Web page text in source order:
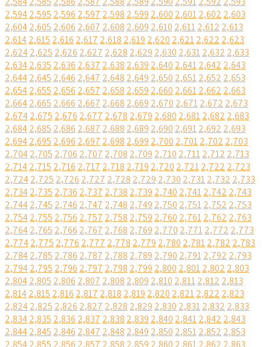
2,5942,595 2,596 2,597 2,598 2,599 2,600 2,6012,602 2,603
2,6042,605 2,606 2,607 2,608 2,609 2,610 2,6112,612 2,613
2,6142,615 2,616 2,617 2,618 2,619 2,620 2,6212,622 2,623
2,6242,625 2,626 2,627 2,628 2,629 2,630 2,6312,632 2,633
2,6342,635 2,636 2,637 2,638 2,639 2,640 2,6412,642 2,643
2,6442,645 2,646 2,647 2,648 2,649 2,650 2,6512,652 2,653
2,6542,655 2,656 2,657 2,658 2,659 2,660 2,6612,662 2,663
2,6642,665 2,666 2,667 2,668 2,669 2,670 2,6712,672 2,673
2,6742,675 2,676 2,677 2,678 2,679 2,680 2,6812,682 2,683
2,6842,685 2,686 2,687 2,688 2,689 2,690 2,6912,692 2,693
2,6942,695 2,696 2,697 2,698 2,699 2,700 2,7012,702 2,703
2,7042,705 2,706 2,707 2,708 2,709 2,710 2,7112,712 2,713
2,7142,715 2,716 2,717 2,718 2,719 2,720 2,7212,722 2,723
2,7242,725 2,726 2,727 2,728 2,729 2,730 2,7312,732 2,733
2,7342,735 2,736 2,737 2,738 2,739 2,740 2,7412,742 2,743
2,7442,745 2,746 2,747 2,748 2,749 2,750 2,7512,752 2,753
2,7542,755 2,756 2,757 2,758 2,759 2,760 2,7612,762 2,763
2,7642,765 2,766 2,767 2,768 2,769 2,770 2,7712,772 2,773
2,7742,775 2,776 2,777 2,778 2,779 2,780 2,7812,782 2,783
2,7842,785 2,786 2,787 2,788 2,789 2,790 2,7912,792 2,793
2,7942,795 2,796 2,797 2,798 2,799 2,800 2,8012,802 2,803
2,8042,805 2,806 2,807 2,808 2,809 2,810 2,8112,812 2,813
2,8142,815 2,816 2,817 2,818 2,819 2,820 2,8212,822 2,823
2,8242,825 2,826 2,827 2,828 2,829 2,830 2,8312,832 2,833
2,8342,835 2,836 2,837 2,838 2,839 2,840 2,8412,842 2,843
2,8442,845 2,846 2,847 2,848 2,849 2,850 2,8512,852 2,853